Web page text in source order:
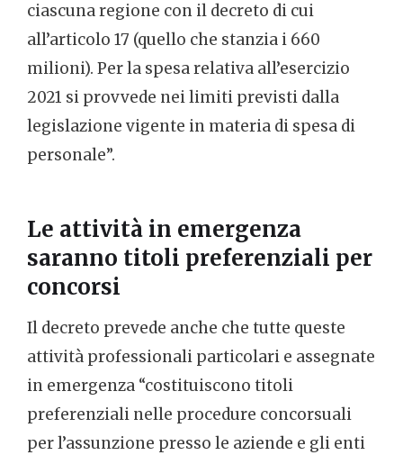
ciascuna regione con il decreto di cui
all’articolo 17 (quello che stanzia i 660
milioni). Per la spesa relativa all’esercizio
2021 si provvede nei limiti previsti dalla
legislazione vigente in materia di spesa di
personale”.
Le attività in emergenza
saranno titoli preferenziali per
concorsi
Il decreto prevede anche che tutte queste
attività professionali particolari e assegnate
in emergenza “costituiscono titoli
preferenziali nelle procedure concorsuali
per l’assunzione presso le aziende e gli enti